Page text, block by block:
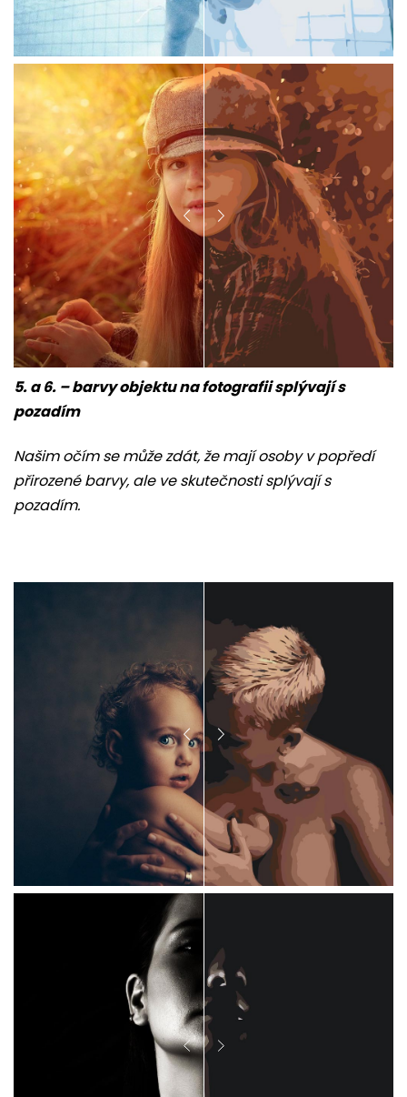
5. a 6. – barvy objektu na fotografii splývají s
pozadím
Našim očím se může zdát, že mají osoby v popředí
přirozené barvy, ale ve skutečnosti splývají s
pozadím.